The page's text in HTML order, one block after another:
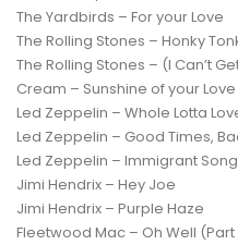
The Yardbirds – For your Love
The Rolling Stones – Honky
The Rolling Stones – (I Can’t
Cream – Sunshine of your Love
Led Zeppelin – Whole Lotta
Led Zeppelin – Good Times,
Led Zeppelin – Immigrant Song
Jimi Hendrix – Hey Joe
Jimi Hendrix – Purple Haze
Fleetwood Mac – Oh Well (Part